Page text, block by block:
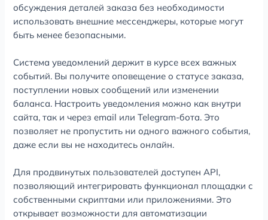
обсуждения деталей заказа без необходимости
использовать внешние мессенджеры, которые могут
быть менее безопасными.
Система уведомлений держит в курсе всех важных
событий. Вы получите оповещение о статусе заказа,
поступлении новых сообщений или изменении
баланса. Настроить уведомления можно как внутри
сайта, так и через email или Telegram-бота. Это
позволяет не пропустить ни одного важного события,
даже если вы не находитесь онлайн.
Для продвинутых пользователей доступен API,
позволяющий интегрировать функционал площадки с
собственными скриптами или приложениями. Это
открывает возможности для автоматизации